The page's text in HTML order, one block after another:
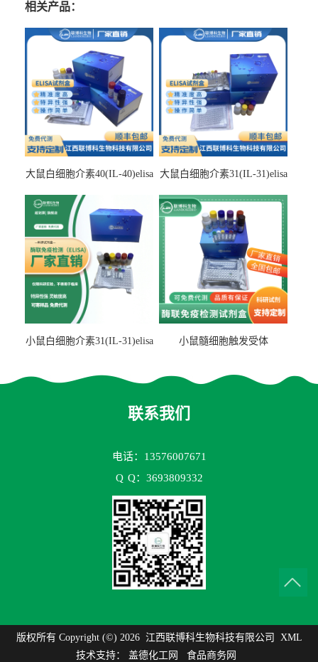
相关产品：
大鼠白细胞介素40(IL-40)elisa
大鼠白细胞介素31(IL-31)elisa
小鼠白细胞介素31(IL-31)elisa
小鼠髓细胞触发受体
联系我们
电话：13576007671
Q Q：3693809332
版权所有 Copyright (©) 2026 江西联博科生物科技有限公司
XML
技术支持： 盖德化工网 食品商务网